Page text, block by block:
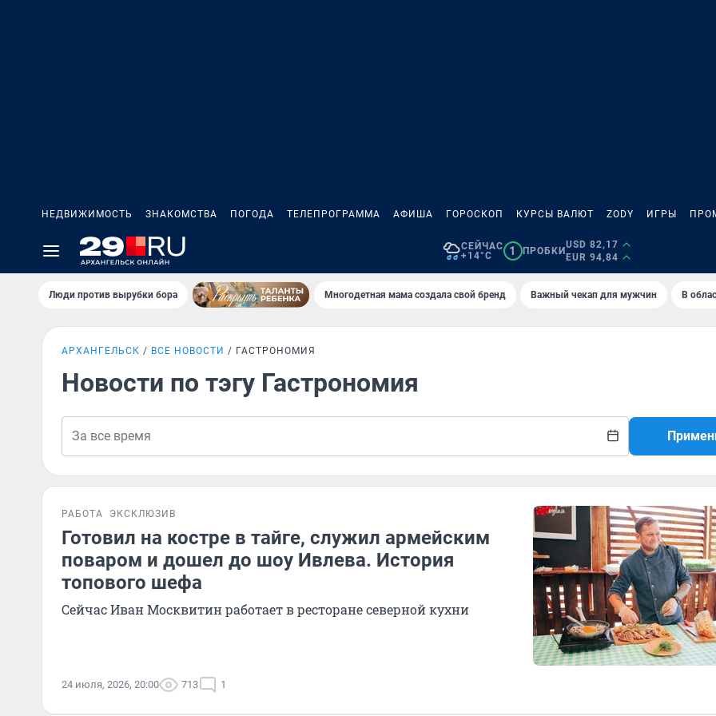
НЕДВИЖИМОСТЬ ЗНАКОМСТВА ПОГОДА ТЕЛЕПРОГРАММА АФИША ГОРОСКОП КУРСЫ ВАЛЮТ ZODY ИГРЫ
СЕЙЧАС
+14°C
1 ПРОБКИ
USD 82,17
EUR 94,84
Люди против вырубки бора Многодетная мама создала свой бренд Важный чекап для мужчин В
АРХАНГЕЛЬСК ВСЕ НОВОСТИ ГАСТРОНОМИЯ
Новости по тэгу Гастрономия
РАБОТА ЭКСКЛЮЗИВ
Готовил на костре в тайге, служил армейским
поваром и дошел до шоу Ивлева. История
топового шефа
Сейчас Иван Москвитин работает в ресторане северной кухни
24 июля, 2026, 20:00 713 1